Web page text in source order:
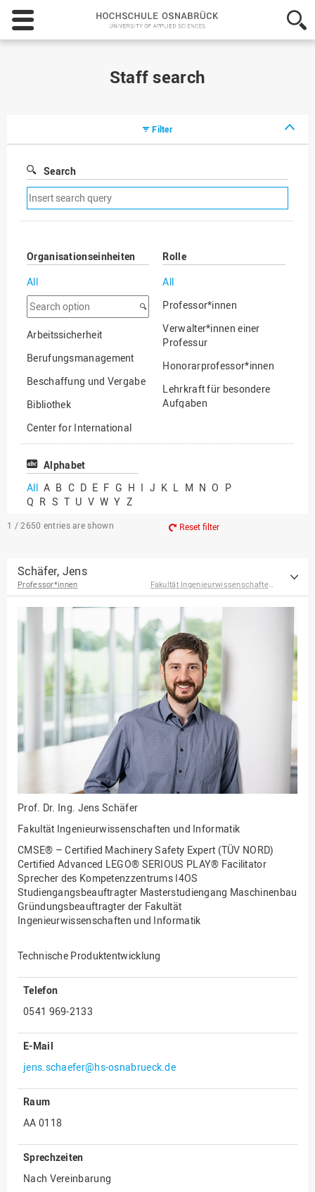
Hochschule
Osnabrück
-
Staff search
Filter
Search
Remove
search
filter
Organisationseinheiten
All
Search
option
Arbeitssicherheit
Berufungsmanagement
Beschaffung und Vergabe
Bibliothek
Center for International
Mobility
Center for International
Chancengerechtigkeit
eLearning Competence
EU-Büro
Fakultät
Agrarwissenschaften und
Fakultät
Ingenieurwissenschaften
und Informatik
Fakultät Management,
Kultur und Technik
Fakultät Wirtschafts- und
Sozialwissenschaften
Forschung, Kooperation,
Drittmittel
Gebäude und Technik
Gesellschaftliches
Engagement
Gleichstellungsbüro
Hochschulleitung
Institut für Musik
IT Service Center
Kommunikation und
Marketing
LearningCenter
Nachhaltigkeit
Personal
Personalentwicklung
Rolle
All
Professor*innen
Verwalter*innen einer
Professur
Honorarprofessor*innen
Lehrkraft für besondere
Aufgaben
Professor*innen im
Alphabet
All A B C D E F G H I J K L M N O P
Q R S T U V W Y Z
1 / 2650 entries are shown Reset filter
Schäfer, Jens
Professor*innen Fakultät Ingenieurwissenschaften und Informatik
Prof. Dr. Ing. Jens Schäfer
Fakultät Ingenieurwissenschaften und Informatik
CMSE® – Certified Machinery Safety Expert (TÜV NORD)
Certified Advanced LEGO® SERIOUS PLAY® Facilitator
Sprecher des Kompetenzzentrums I4OS
Studiengangsbeauftragter Masterstudiengang Maschinenbau
Gründungsbeauftragter der Fakultät
Ingenieurwissenschaften und Informatik
Technische Produktentwicklung
Telefon
0541 969-2133
E-Mail
jens.schaefer@hs-osnabrueck.de
Raum
AA 0118
Sprechzeiten
Nach Vereinbarung